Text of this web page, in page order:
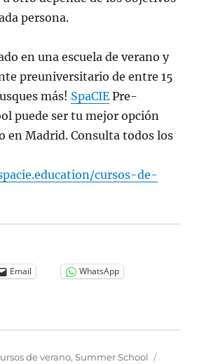
persona.
en una escuela de verano y
preuniversitario de entre 15
más! SpaCIE Pre-
puede ser tu mejor opción
en Madrid. Consulta todos los
cursos-de-
Email
WhatsApp
de verano,Summer School